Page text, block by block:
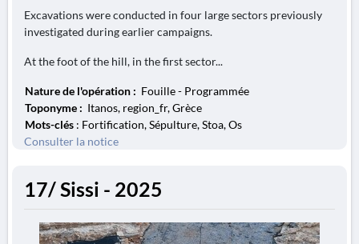
Excavations were conducted in four large sectors previously
investigated during earlier campaigns.
At the foot of the hill, in the first sector...
Nature de l'opération : Fouille - Programmée
Toponyme : Itanos, region_fr, Grèce
Mots-clés : Fortification, Sépulture, Stoa, Os
Consulter la notice
17/ Sissi - 2025